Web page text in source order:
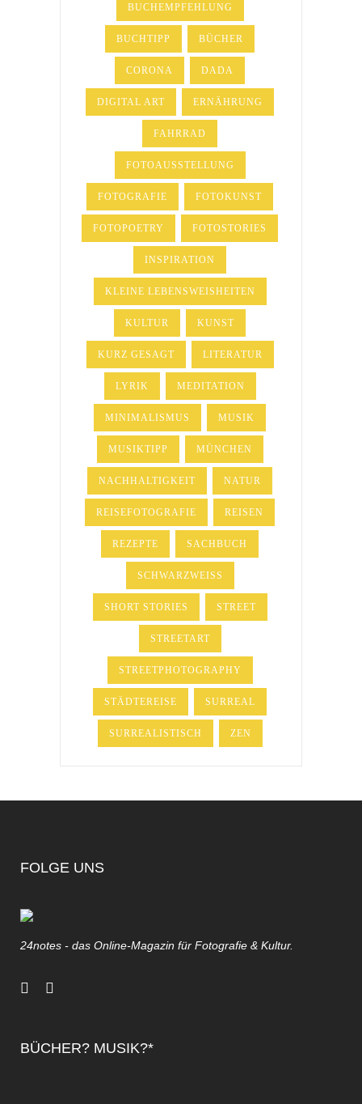
BUCHEMPFEHLUNG
BUCHTIPP BÜCHER
CORONA DADA
DIGITAL ART ERNÄHRUNG
FAHRRAD
FOTOAUSSTELLUNG
FOTOGRAFIE FOTOKUNST
FOTOPOETRY FOTOSTORIES
INSPIRATION
KLEINE LEBENSWEISHEITEN
KULTUR KUNST
KURZ GESAGT LITERATUR
LYRIK MEDITATION
MINIMALISMUS MUSIK
MUSIKTIPP MÜNCHEN
NACHHALTIGKEIT NATUR
REISEFOTOGRAFIE REISEN
REZEPTE SACHBUCH
SCHWARZWEISS
SHORT STORIES STREET
STREETART
STREETPHOTOGRAPHY
STÄDTEREISE SURREAL
SURREALISTISCH ZEN
FOLGE UNS
24notes - das Online-Magazin für Fotografie & Kultur.
BÜCHER? MUSIK?*